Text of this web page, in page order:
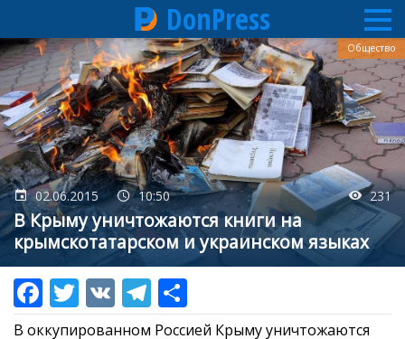
Перейти
к
основному
содержанию
DonPress
02.06.2015 10:50 231
В Крыму уничтожаются книги на
крымскотатарском и украинском языках
Общество
В оккупированном Россией Крыму уничтожаются